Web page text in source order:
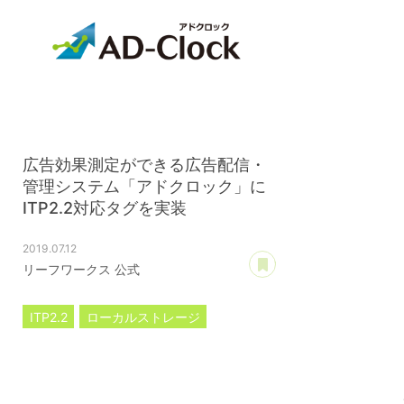
広告効果測定ができる広告配信・
管理システム「アドクロック」に
ITP2.2対応タグを実装
2019.07.12
リーフワークス 公式
ITP2.2
ローカルストレージ